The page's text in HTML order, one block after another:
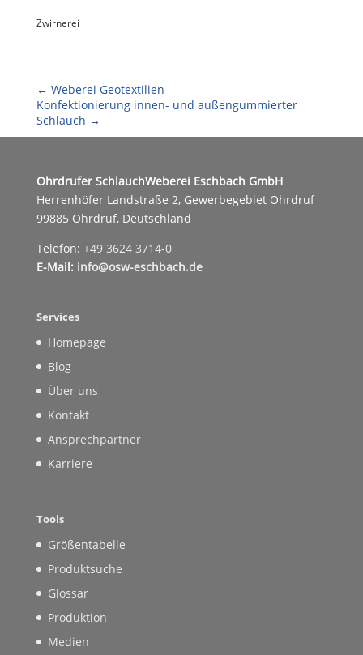
Zwirnerei
← Weberei Geotextilien
Konfektionierung innen- und außengummierter
Schlauch →
Ohrdrufer SchlauchWeberei Eschbach GmbH
Herrenhöfer Landstraße 2, Gewerbegebiet Ohrdruf
99885 Ohrdruf, Deutschland
Telefon: +49 3624 3714-0
E-Mail: info@osw-eschbach.de
Services
Homepage
Blog
Über uns
Kontakt
Ansprechpartner
Karriere
Tools
Größentabelle
Produktsuche
Glossar
Produktion
Medien